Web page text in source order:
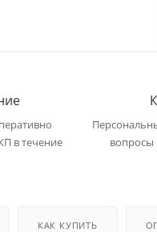
в течение
вопросы
КАК КУПИТЬ